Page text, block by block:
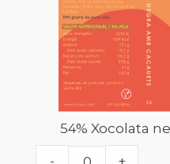
54% Xocolata
-
+